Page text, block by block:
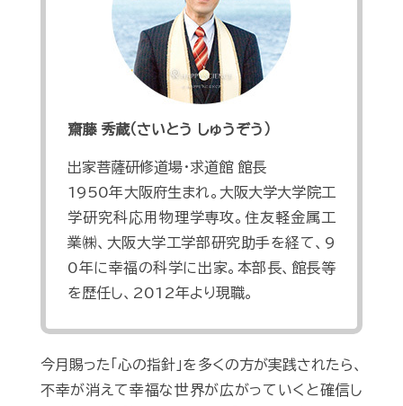
齋藤 秀蔵（さいとう しゅうぞう）
出家菩薩研修道場・求道館 館長
1950年大阪府生まれ。大阪大学大学院工
学研究科応用物理学専攻。住友軽金属工
業㈱、大阪大学工学部研究助手を経て、9
0年に幸福の科学に出家。本部長、館長等
を歴任し、2012年より現職。
今月賜った「心の指針」を多くの方が実践されたら、
不幸が消えて幸福な世界が広がっていくと確信し